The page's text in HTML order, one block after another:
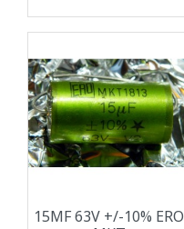
15ΜF 63V +/-10% ERO